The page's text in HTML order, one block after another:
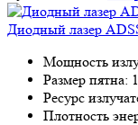
Диодный лазер
Мощность
Размер пятна:
Ресурс
Плотность